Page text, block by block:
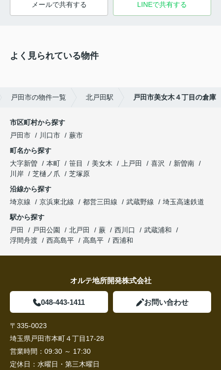
メールで共有する LINEで共有する
よく見られている物件
戸田市の物件一覧 北戸田駅 戸田市美女木４丁目の倉庫
市区町村から探す
戸田市
川口市
蕨市
町名から探す
大字新曽
本町 笹目 美女木 上戸田 喜沢
新曽南
川岸
芝樋ノ爪
芝塚原
沿線から探す
埼京線
京浜東北線 都営三田線 武蔵野線
埼玉高速鉄道
駅から探す
戸田
戸田公園 北戸田 蕨 西川口
武蔵浦和
浮間舟渡
西高島平 高島平 西浦和
オルテ地所開発株式会社
048-443-1411 お問い合わせ
〒335-0023
埼玉県戸田市本町４丁目17-28
営業時間： 09:30 ～ 17:30
定休日： 水曜日・第三木曜日